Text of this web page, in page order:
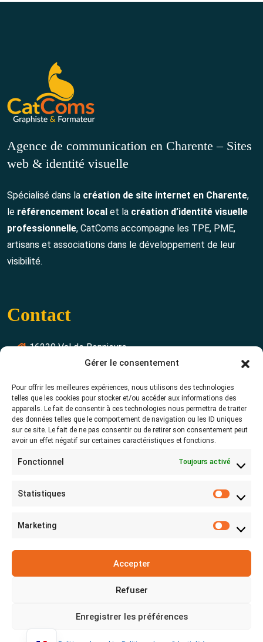
Gérer le consentement
Pour offrir les meilleures expériences, nous utilisons des technologies
telles que les cookies pour stocker et/ou accéder aux informations des
appareils. Le fait de consentir à ces technologies nous permettra de traiter
des données telles que le comportement de navigation ou les ID uniques
sur ce site. Le fait de ne pas consentir ou de retirer son consentement peut
avoir un effet négatif sur certaines caractéristiques et fonctions.
Fonctionnel Toujours activé
Statistiques
t
Marketing
M
a
Accepter
Refuser
Enregistrer les préférences
Agence de communication en Charente – Sites
web & identité visuelle
Spécialisé dans la création de site internet en Charente,
le référencement local et la création d’identité visuelle
professionnelle, CatComs accompagne les TPE, PME,
artisans et associations dans le développement de leur
visibilité.
Contact
16230 Val de Bonnieure
contact@catcoms.fr
Liens Utiles
Blog
Contact
@2026 I Création par CatComs - toute
reproduction est interdite